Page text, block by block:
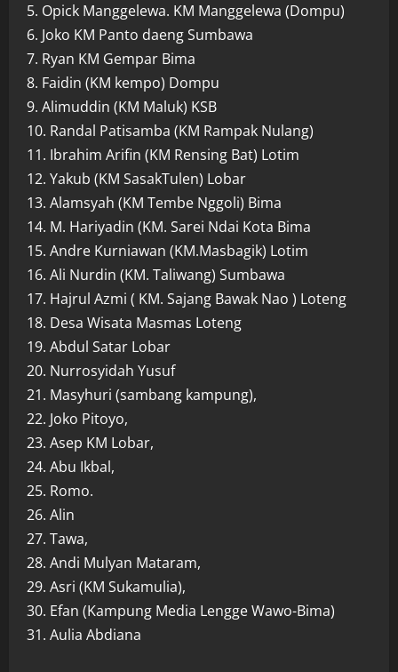
5. Opick Manggelewa. KM Manggelewa (Dompu)
6. Joko KM Panto daeng Sumbawa
7. Ryan KM Gempar Bima
8. Faidin (KM kempo) Dompu
9. Alimuddin (KM Maluk) KSB
10. Randal Patisamba (KM Rampak Nulang)
11. Ibrahim Arifin (KM Rensing Bat) Lotim
12. Yakub (KM SasakTulen) Lobar
13. Alamsyah (KM Tembe Nggoli) Bima
14. M. Hariyadin (KM. Sarei Ndai Kota Bima
15. Andre Kurniawan (KM.Masbagik) Lotim
16. Ali Nurdin (KM. Taliwang) Sumbawa
17. Hajrul Azmi ( KM. Sajang Bawak Nao ) Loteng
18. Desa Wisata Masmas Loteng
19. Abdul Satar Lobar
20. Nurrosyidah Yusuf
21. Masyhuri (sambang kampung),
22. Joko Pitoyo,
23. Asep KM Lobar,
24. Abu Ikbal,
25. Romo.
26. Alin
27. Tawa,
28. Andi Mulyan Mataram,
29. Asri (KM Sukamulia),
30. Efan (Kampung Media Lengge Wawo-Bima)
31. Aulia Abdiana